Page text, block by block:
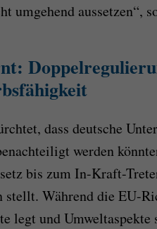
umgehend aussetzen“,
dass deutsche
werden
bis zum In-Kraft-
stellt. Während die EU-
legt und